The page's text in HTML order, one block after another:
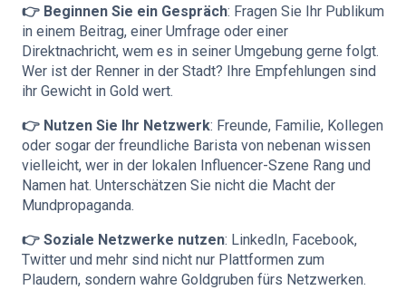
👉 Beginnen Sie ein Gespräch: Fragen Sie Ihr Publikum
in einem Beitrag, einer Umfrage oder einer
Direktnachricht, wem es in seiner Umgebung gerne folgt.
Wer ist der Renner in der Stadt? Ihre Empfehlungen sind
ihr Gewicht in Gold wert.
👉 Nutzen Sie Ihr Netzwerk: Freunde, Familie, Kollegen
oder sogar der freundliche Barista von nebenan wissen
vielleicht, wer in der lokalen Influencer-Szene Rang und
Namen hat. Unterschätzen Sie nicht die Macht der
Mundpropaganda.
👉 Soziale Netzwerke nutzen: LinkedIn, Facebook,
Twitter und mehr sind nicht nur Plattformen zum
Plaudern, sondern wahre Goldgruben fürs Netzwerken.